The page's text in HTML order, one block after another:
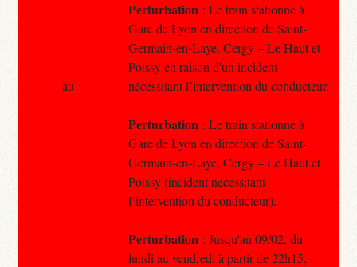
Perturbation : Le train stationne à
Gare de Lyon en direction de Saint-
Germain-en-Laye, Cergy – Le Haut et
Poissy en raison d'un incident
nécessitant l’intervention du conducteur.
Perturbation : Le train stationne à
Gare de Lyon en direction de Saint-
Germain-en-Laye, Cergy – Le Haut et
Poissy (incident nécessitant
l’intervention du conducteur).
Perturbation : Jusqu'au 09/02, du
lundi au vendredi à partir de 22h15,
au